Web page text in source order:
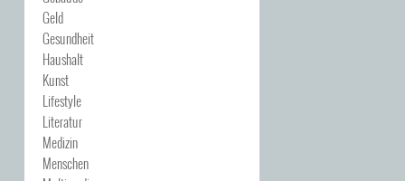
Geld
Gesundheit
Haushalt
Kunst
Lifestyle
Literatur
Medizin
Menschen